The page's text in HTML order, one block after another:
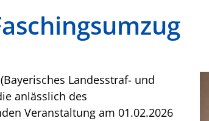
Landesstraf- und
anlässlich des
Veranstaltung am 01.02.2026